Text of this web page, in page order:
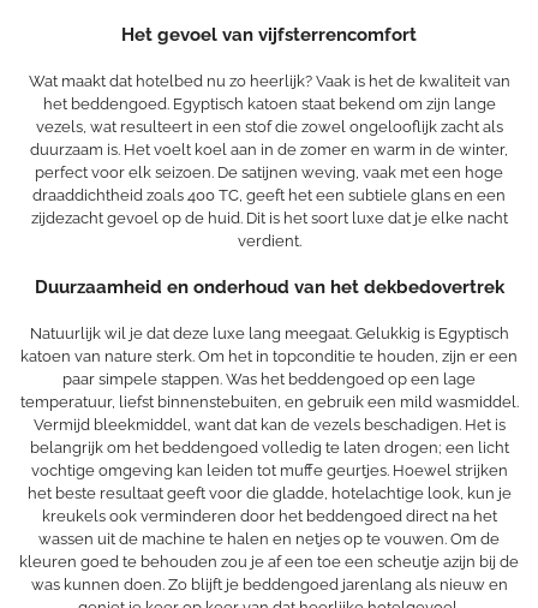
Het gevoel van vijfsterrencomfort
Wat maakt dat hotelbed nu zo heerlijk? Vaak is het de kwaliteit van
het beddengoed. Egyptisch katoen staat bekend om zijn lange
vezels, wat resulteert in een stof die zowel ongelooflijk zacht als
duurzaam is. Het voelt koel aan in de zomer en warm in de winter,
perfect voor elk seizoen. De satijnen weving, vaak met een hoge
draaddichtheid zoals 400 TC, geeft het een subtiele glans en een
zijdezacht gevoel op de huid. Dit is het soort luxe dat je elke nacht
verdient.
Duurzaamheid en onderhoud van het dekbedovertrek
Natuurlijk wil je dat deze luxe lang meegaat. Gelukkig is Egyptisch
katoen van nature sterk. Om het in topconditie te houden, zijn er een
paar simpele stappen. Was het beddengoed op een lage
temperatuur, liefst binnenstebuiten, en gebruik een mild wasmiddel.
Vermijd bleekmiddel, want dat kan de vezels beschadigen. Het is
belangrijk om het beddengoed volledig te laten drogen; een licht
vochtige omgeving kan leiden tot muffe geurtjes. Hoewel strijken
het beste resultaat geeft voor die gladde, hotelachtige look, kun je
kreukels ook verminderen door het beddengoed direct na het
wassen uit de machine te halen en netjes op te vouwen. Om de
kleuren goed te behouden zou je af een toe een scheutje azijn bij de
was kunnen doen. Zo blijft je beddengoed jarenlang als nieuw en